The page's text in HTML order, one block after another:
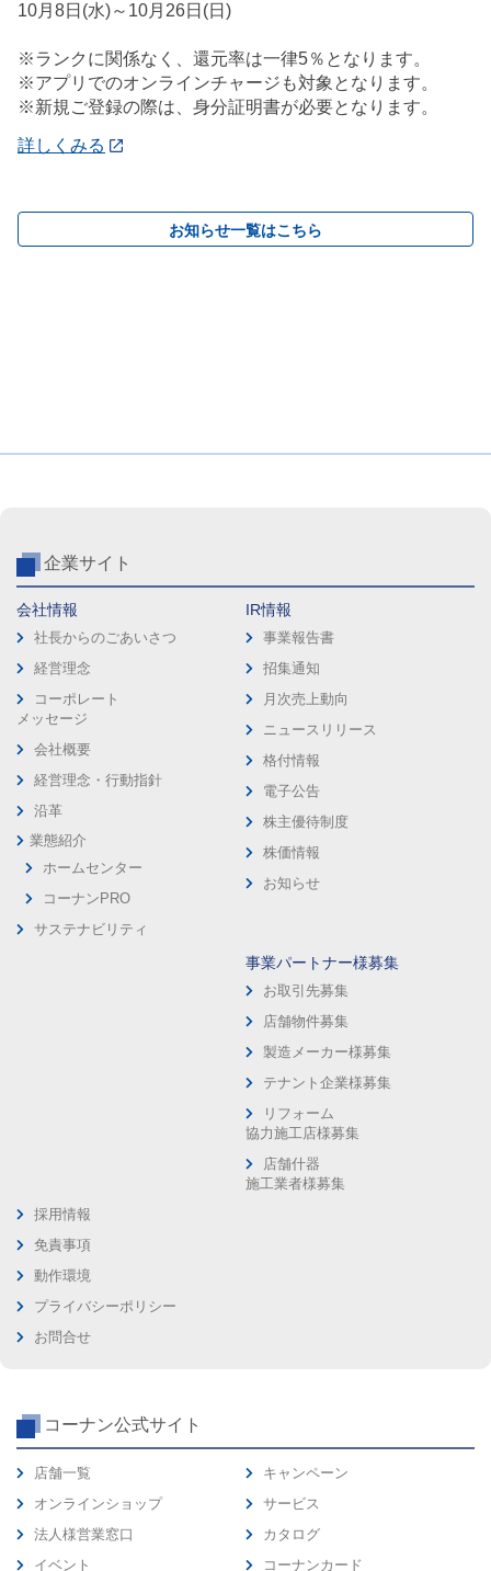
10月8日(水)～10月26日(日)
※ランクに関係なく、還元率は一律5％となります。
※アプリでのオンラインチャージも対象となります。
※新規ご登録の際は、身分証明書が必要となります。
詳しくみる
お知らせ一覧はこちら
企業サイト
会社情報
社長からのごあいさつ
経営理念
コーポレート
メッセージ
会社概要
経営理念・行動指針
沿革
業態紹介
ホームセンター
コーナンPRO
サステナビリティ
IR情報
事業報告書
招集通知
月次売上動向
ニュースリリース
格付情報
電子公告
株主優待制度
株価情報
お知らせ
事業パートナー様募集
お取引先募集
店舗物件募集
製造メーカー様募集
テナント企業様募集
リフォーム
協力施工店様募集
店舗什器
施工業者様募集
採用情報
免責事項
動作環境
プライバシーポリシー
お問合せ
コーナン公式サイト
店舗一覧
オンラインショップ
法人様営業窓口
イベント
キャンペーン
サービス
カタログ
コーナンカード